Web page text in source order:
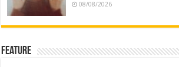
08/08/2026
Feature